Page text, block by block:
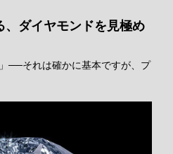
、ダイヤモンドを見極め
──それは確かに基本ですが、プ